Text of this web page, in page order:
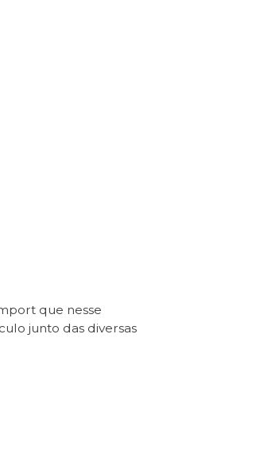
que nesse
junto das diversas